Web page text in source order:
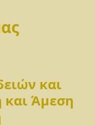
και
Άμεση